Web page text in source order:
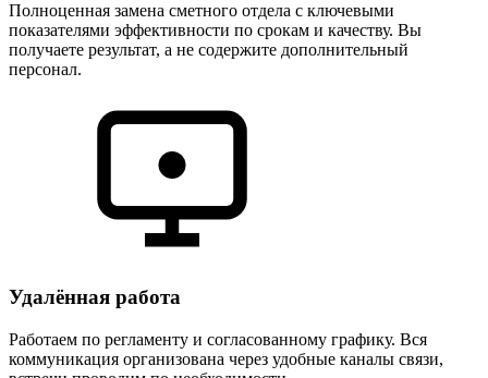
Полноценная замена сметного отдела с ключевыми
показателями эффективности по срокам и качеству. Вы
получаете результат, а не содержите дополнительный
персонал.
Удалённая работа
Работаем по регламенту и согласованному графику. Вся
коммуникация организована через удобные каналы связи,